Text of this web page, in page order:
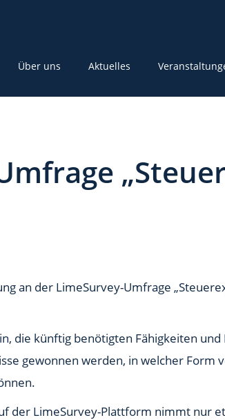
Über uns Aktuelles
an der LimeSurvey-Umfrage
die künftig benötigten Fähigkeiten
gewonnen werden, in welcher
der LimeSurvey-Plattform nimmt nur